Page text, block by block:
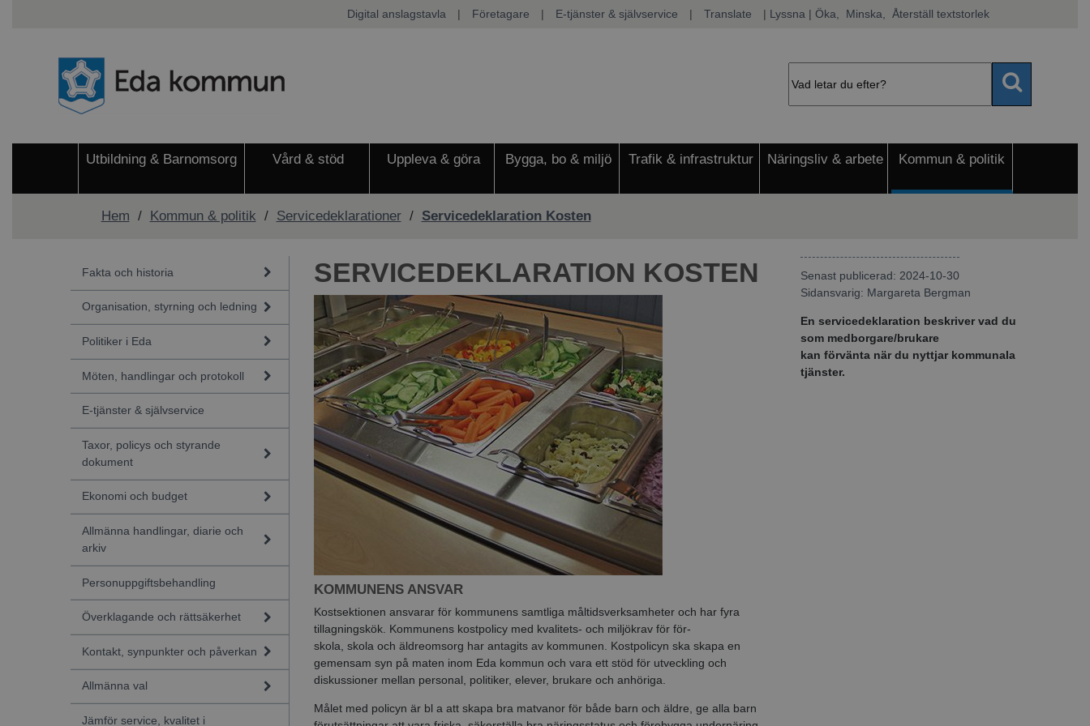
Digital anslagstavla | Företagare | E-tjänster & självservice | Translate | Lyssna | Öka, Minska, Återställ textstorlek
Utbildning & Barnomsorg Vård & stöd Uppleva & göra Bygga, bo & miljö Trafik & infrastruktur Näringsliv & arbete Kommun & politik
Hem / Kommun & politik / Servicedeklarationer / Servicedeklaration Kosten
Fakta och historia
Organisation, styrning och ledning
Politiker i Eda
Möten, handlingar och protokoll
E-tjänster & självservice
Taxor, policys och styrande
dokument
Ekonomi och budget
Allmänna handlingar, diarie och
arkiv
Personuppgiftsbehandling
Överklagande och rättsäkerhet
Kontakt, synpunkter och påverkan
Allmänna val
Jämför service, kvalitet i
SERVICEDEKLARATION KOSTEN
KOMMUNENS ANSVAR
Kostsektionen ansvarar för kommunens samtliga måltidsverksamheter och har fyra
tillagningskök. Kommunens kostpolicy med kvalitets- och miljökrav för för-
skola, skola och äldreomsorg har antagits av kommunen. Kostpolicyn ska skapa en
gemensam syn på maten inom Eda kommun och vara ett stöd för utveckling och
diskussioner mellan personal, politiker, elever, brukare och anhöriga.
Målet med policyn är bl a att skapa bra matvanor för både barn och äldre, ge alla barn
Senast publicerad: 2024-10-30
Sidansvarig: Margareta Bergman
En servicedeklaration beskriver vad du
som medborgare/brukare
kan förvänta när du nyttjar kommunala
tjänster.